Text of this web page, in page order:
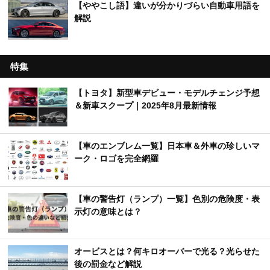
【ややこし語】違いが分かりづらい自動車用語を
解説
特集
【トヨタ】新型車デビュー・モデルチェンジ予想
＆新車スクープ｜2025年8月最新情報
【車のエンブレム一覧】日本車＆外車の珍しいマ
ーク・ロゴを完全網羅
【車の警告灯（ランプ）一覧】色別の危険度・表
示灯の意味とは？
オービスとは？何キロオーバーで光る？光らせた
後の罰金など解説